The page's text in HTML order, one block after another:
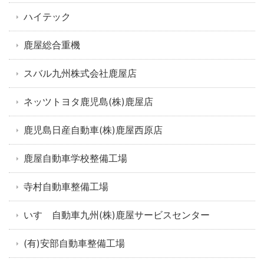
ハイテック
鹿屋総合重機
スバル九州株式会社鹿屋店
ネッツトヨタ鹿児島(株)鹿屋店
鹿児島日産自動車(株)鹿屋西原店
鹿屋自動車学校整備工場
寺村自動車整備工場
いすゞ自動車九州(株)鹿屋サービスセンター
(有)安部自動車整備工場